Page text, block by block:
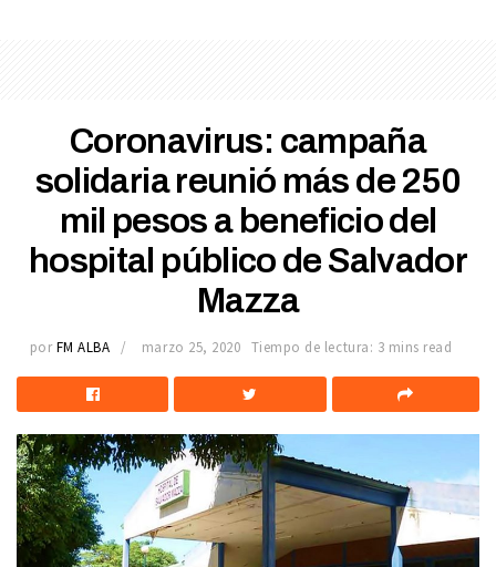
Coronavirus: campaña
solidaria reunió más de 250
mil pesos a beneficio del
hospital público de Salvador
Mazza
por FM ALBA marzo 25, 2020 Tiempo de lectura: 3 mins read